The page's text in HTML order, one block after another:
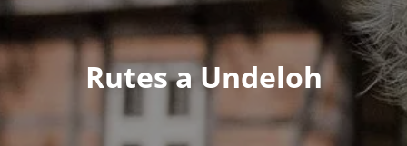
Rutes a Undeloh